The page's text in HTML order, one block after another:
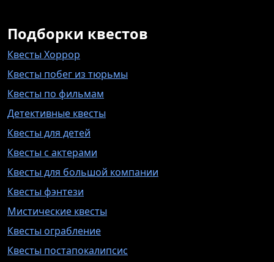
Подборки квестов
Квесты Хоррор
Квесты побег из тюрьмы
Квесты по фильмам
Детективные квесты
Квесты для детей
Квесты с актерами
Квесты для большой компании
Квесты фэнтези
Мистические квесты
Квесты ограбление
Квесты постапокалипсис